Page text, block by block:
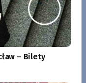
– Bilety